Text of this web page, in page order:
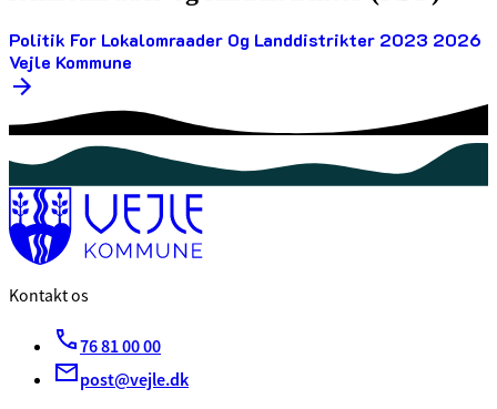
Politik For Lokalomraader Og Landdistrikter 2023 2026
Vejle Kommune
Kontakt os
76 81 00 00
post@vejle.dk